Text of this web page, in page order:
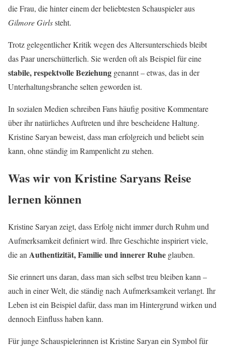
die Frau, die hinter einem der beliebtesten Schauspieler aus
Gilmore Girlssteht.
Trotz gelegentlicher Kritik wegen des Altersunterschieds bleibt
das Paar unerschütterlich. Sie werden oft als Beispiel für eine
stabile, respektvolle Beziehung genannt – etwas, das in der
Unterhaltungsbranche selten geworden ist.
In sozialen Medien schreiben Fans häufig positive Kommentare
über ihr natürliches Auftreten und ihre bescheidene Haltung.
Kristine Saryan beweist, dass man erfolgreich und beliebt sein
kann, ohne ständig im Rampenlicht zu stehen.
Was wir von Kristine Saryans Reise
lernen können
Kristine Saryan zeigt, dass Erfolg nicht immer durch Ruhm und
Aufmerksamkeit definiert wird. Ihre Geschichte inspiriert viele,
die anAuthentizität, Familie und innerer Ruhe glauben.
Sie erinnert uns daran, dass man sich selbst treu bleiben kann –
auch in einer Welt, die ständig nach Aufmerksamkeit verlangt. Ihr
Leben ist ein Beispiel dafür, dass man im Hintergrund wirken und
dennoch Einfluss haben kann.
Für junge Schauspielerinnen ist Kristine Saryan ein Symbol für